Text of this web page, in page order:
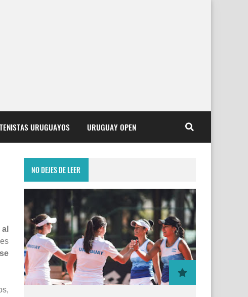
TENISTAS URUGUAYOS URUGUAY OPEN
NO DEJES DE LEER